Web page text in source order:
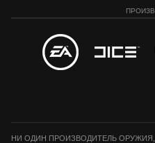
НИ ОДИН ПРОИЗВОДИТЕЛЬ